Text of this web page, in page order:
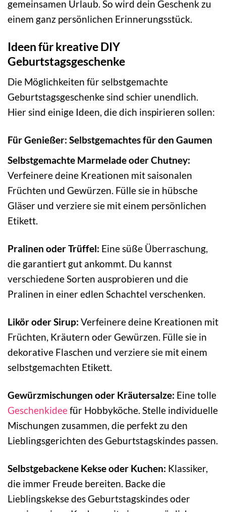
gemeinsamen Urlaub. So wird dein Geschenk zu
einem ganz persönlichen Erinnerungsstück.
Ideen für kreative DIY
Geburtstagsgeschenke
Die Möglichkeiten für selbstgemachte
Geburtstagsgeschenke sind schier unendlich.
Hier sind einige Ideen, die dich inspirieren sollen:
Für Genießer: Selbstgemachtes für den Gaumen
Selbstgemachte Marmelade oder Chutney:
Verfeinere deine Kreationen mit saisonalen
Früchten und Gewürzen. Fülle sie in hübsche
Gläser und verziere sie mit einem persönlichen
Etikett.
Pralinen oder Trüffel: Eine süße Überraschung,
die garantiert gut ankommt. Du kannst
verschiedene Sorten ausprobieren und die
Pralinen in einer edlen Schachtel verschenken.
Likör oder Sirup: Verfeinere deine Kreationen mit
Früchten, Kräutern oder Gewürzen. Fülle sie in
dekorative Flaschen und verziere sie mit einem
selbstgemachten Etikett.
Gewürzmischungen oder Kräutersalze: Eine tolle
Geschenkideefür Hobbyköche. Stelle individuelle
Mischungen zusammen, die perfekt zu den
Lieblingsgerichten des Geburtstagskindes passen.
Selbstgebackene Kekse oder Kuchen: Klassiker,
die immer Freude bereiten. Backe die
Lieblingskekse des Geburtstagskindes oder